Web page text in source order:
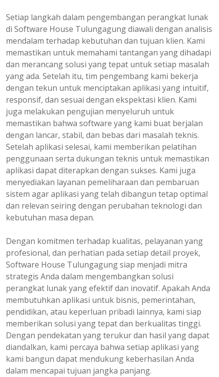
Setiap langkah dalam pengembangan perangkat lunak
di Software House Tulungagung diawali dengan analisis
mendalam terhadap kebutuhan dan tujuan klien. Kami
memastikan untuk memahami tantangan yang dihadapi
dan merancang solusi yang tepat untuk setiap masalah
yang ada. Setelah itu, tim pengembang kami bekerja
dengan tekun untuk menciptakan aplikasi yang intuitif,
responsif, dan sesuai dengan ekspektasi klien. Kami
juga melakukan pengujian menyeluruh untuk
memastikan bahwa software yang kami buat berjalan
dengan lancar, stabil, dan bebas dari masalah teknis.
Setelah aplikasi selesai, kami memberikan pelatihan
penggunaan serta dukungan teknis untuk memastikan
aplikasi dapat diterapkan dengan sukses. Kami juga
menyediakan layanan pemeliharaan dan pembaruan
sistem agar aplikasi yang telah dibangun tetap optimal
dan relevan seiring dengan perubahan teknologi dan
kebutuhan masa depan.
Dengan komitmen terhadap kualitas, pelayanan yang
profesional, dan perhatian pada setiap detail proyek,
Software House Tulungagung siap menjadi mitra
strategis Anda dalam mengembangkan solusi
perangkat lunak yang efektif dan inovatif. Apakah Anda
membutuhkan aplikasi untuk bisnis, pemerintahan,
pendidikan, atau keperluan pribadi lainnya, kami siap
memberikan solusi yang tepat dan berkualitas tinggi.
Dengan pendekatan yang terukur dan hasil yang dapat
diandalkan, kami percaya bahwa setiap aplikasi yang
kami bangun dapat mendukung keberhasilan Anda
dalam mencapai tujuan jangka panjang.